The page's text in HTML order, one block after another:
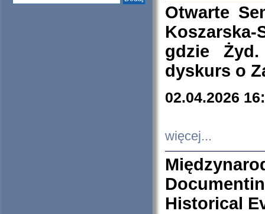
Otwarte
Koszarska-
gdzie
dyskurs o
02.04.2026
więcej...
Historical